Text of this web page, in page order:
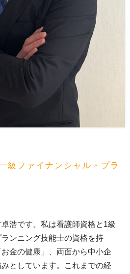
級ファイナンシャル・プラ
浩です。私は看護師資格と1級
ンニング技能士の資格を持
金の健康」、両面から中小企
としています。これまでの経